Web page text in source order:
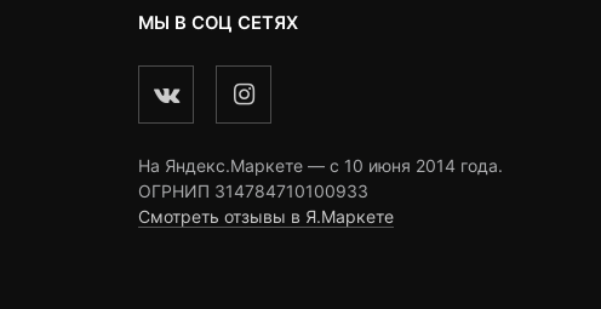
МЫ В СОЦ СЕТЯХ
На Яндекс.Маркете — c 10 июня 2014 года.
ОГРНИП 314784710100933
Смотреть отзывы в Я.Маркете